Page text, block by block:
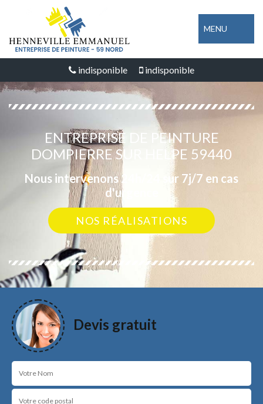
MENU
indisponible indisponible
ENTREPRISE DE PEINTURE
DOMPIERRE SUR HELPE 59440
Nous intervenons 24h/24 sur 7j/7 en cas
d'urgence
NOS RÉALISATIONS
Devis gratuit